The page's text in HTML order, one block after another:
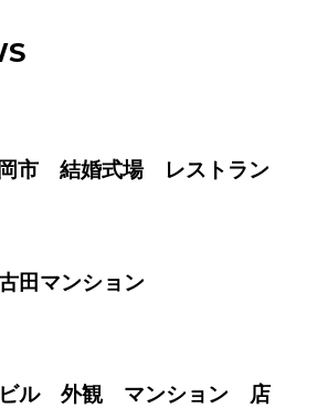
市 結婚式場 レストラン
田マンション
ビル 外観 マンション 店